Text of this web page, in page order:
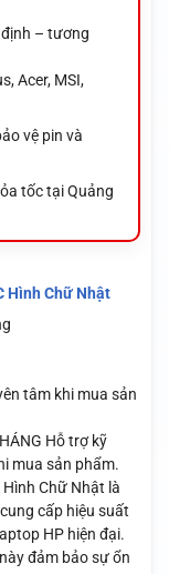
định – tương
Acer, MSI,
vệ pin và
tốc tại Quảng
Hình Chữ Nhật
tâm khi mua sản
Hỗ trợ kỹ
mua sản phẩm.
Hình Chữ Nhật là
cấp hiệu suất
HP hiện đại.
đảm bảo sự ổn